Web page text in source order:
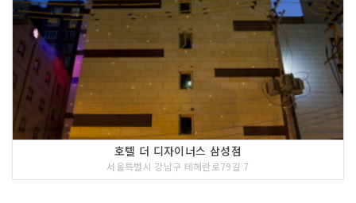
호텔 더 디자이너스 삼성점
서울특별시 강남구 테헤란로79길 7